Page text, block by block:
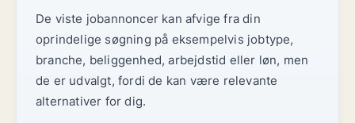
De viste jobannoncer kan afvige fra din
oprindelige søgning på eksempelvis jobtype,
branche, beliggenhed, arbejdstid eller løn, men
de er udvalgt, fordi de kan være relevante
alternativer for dig.